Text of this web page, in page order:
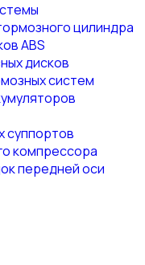
цилиндра
ABS
дисков
систем
суппортов
компрессора
передней оси